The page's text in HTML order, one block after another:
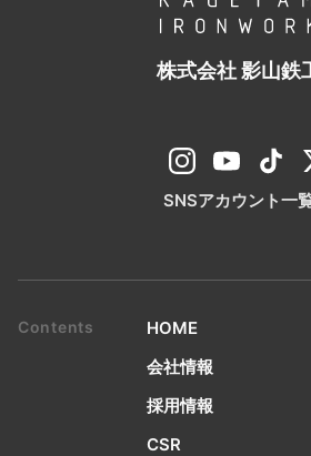
株式会社 影山鉄
SNSアカウント一
HOME
会社情報
採用情報
CSR